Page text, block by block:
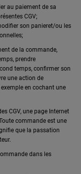
au paiement de sa
CGV;
son panieret/ou les
de la commande,
prendre
temps, confirmer son
une action de
en cochant une
CGV, une page Internet
commande est une
que la passation
dans les